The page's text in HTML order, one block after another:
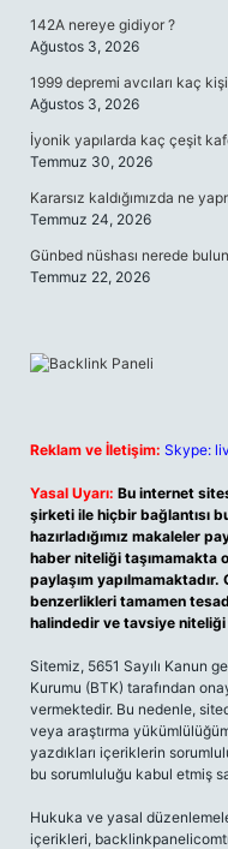
142A nereye gidiyor ?
Ağustos 3, 2026
1999 depremi avcıları kaç
Ağustos 3, 2026
İyonik yapılarda kaç çeşit
Temmuz 30, 2026
Kararsız kaldığımızda ne
Temmuz 24, 2026
Günbed nüshası nerede
Temmuz 22, 2026
Reklam ve İletişim: Skype:
Yasal Uyarı: Bu internet
şirketi ile hiçbir bağlantısı
hazırladığımız makaleler
haber niteliği taşımamakta
paylaşım
benzerlikleri tamamen
halindedir ve tavsiye niteliği
Sitemiz, 5651 Sayılı Kanun
Kurumu (BTK) tarafından
vermektedir. Bu nedenle,
veya araştırma
yazdıkları içeriklerin
bu sorumluluğu kabul etmiş
Hukuka ve yasal
içerikleri,